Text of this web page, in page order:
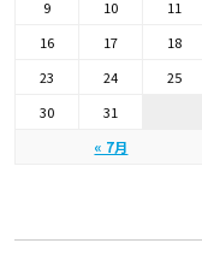
« 7月
9
10 11
16
17 18
23
24 25
30
31